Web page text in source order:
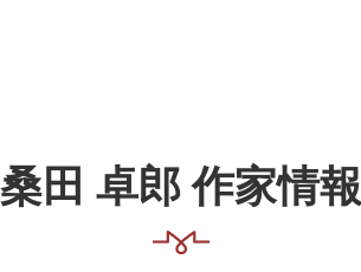
桑田 卓郎 作家情報